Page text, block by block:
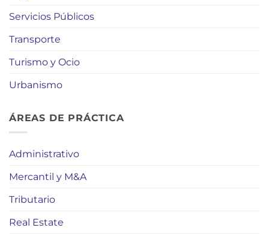
Servicios Públicos
Transporte
Turismo y Ocio
Urbanismo
ÁREAS DE PRÁCTICA
Administrativo
Mercantil y M&A
Tributario
Real Estate